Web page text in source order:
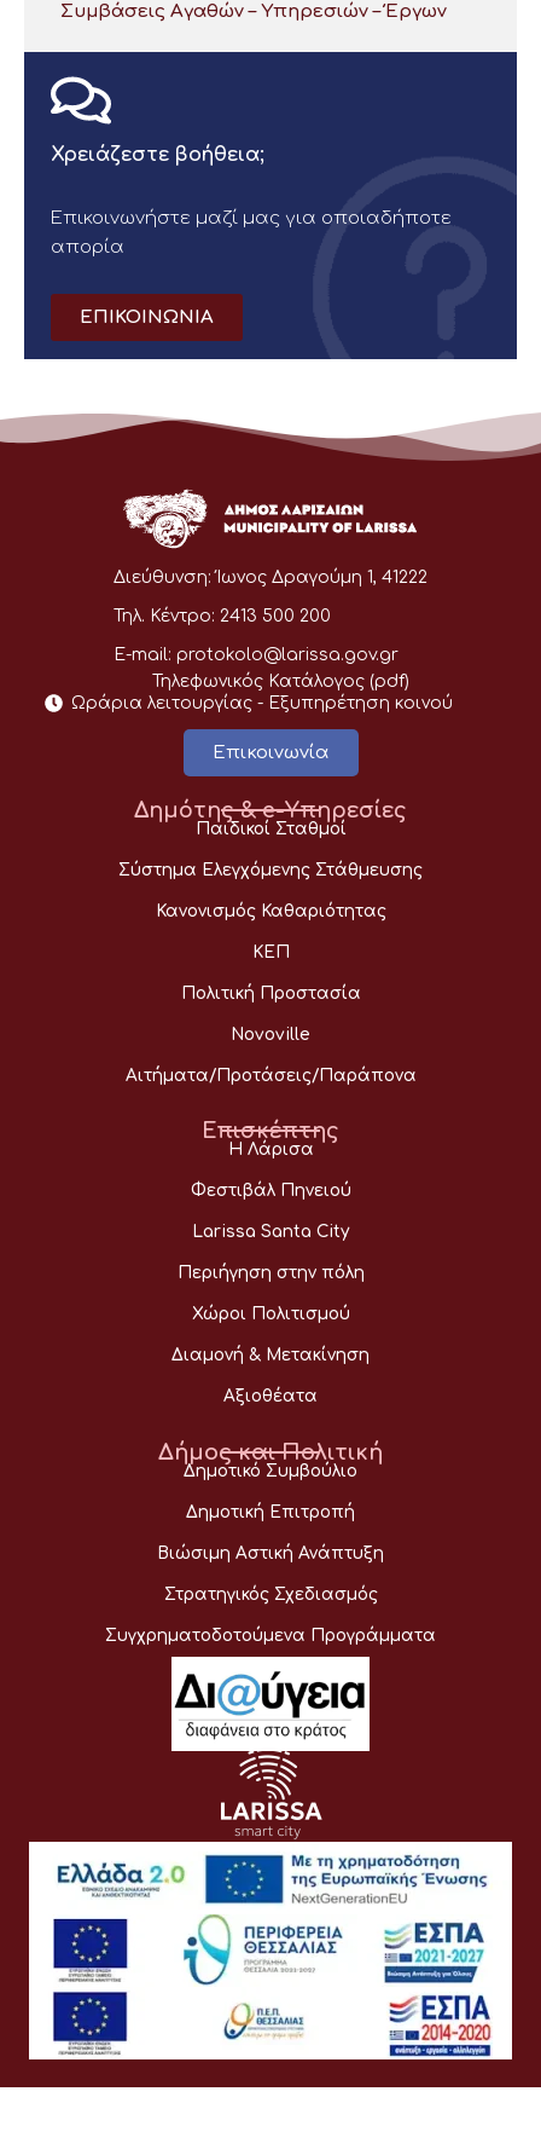
Συμβάσεις Αγαθών – Υπηρεσιών – Έργων
Χρειάζεστε βοήθεια;
Επικοινωνήστε μαζί μας για οποιαδήποτε
απορία
ΕΠΙΚΟΙΝΩΝΙΑ
Διεύθυνση: Ίωνος Δραγούμη 1, 41222
Τηλ. Κέντρο: 2413 500 200
E-mail: protokolo@larissa.gov.gr
Τηλεφωνικός Κατάλογος (pdf)
Ωράρια λειτουργίας - Eξυπηρέτηση κοινού
Επικοινωνία
Δημότης & e-Υπηρεσίες
Παιδικοί Σταθμοί
Σύστημα Ελεγχόμενης Στάθμευσης
Κανονισμός Καθαριότητας
ΚΕΠ
Πολιτική Προστασία
Novoville
Αιτήματα/Προτάσεις/Παράπονα
Επισκέπτης
Η Λάρισα
Φεστιβάλ Πηνειού
Larissa Santa City
Περιήγηση στην πόλη
Χώροι Πολιτισμού
Διαμονή & Μετακίνηση
Αξιοθέατα
Δήμος και Πολιτική
Δημοτικό Συμβούλιο
Δημοτική Επιτροπή
Βιώσιμη Αστική Ανάπτυξη
Στρατηγικός Σχεδιασμός
Συγχρηματοδοτούμενα Προγράμματα